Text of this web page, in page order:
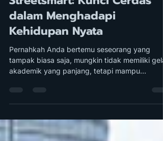
Sep 9, 2025
4 min read
Streetsmart: Kunci Cerdas
dalam Menghadapi
Kehidupan Nyata
Pernahkah Anda bertemu seseorang yang
menghadapi...